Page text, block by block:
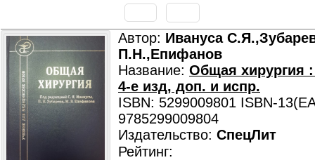
Автор: Ивануса
П.Н.,Епифанов
Название: Общая хирургия
4-е изд, доп. и испр.
ISBN: 5299009801 ISBN-
9785299009804
Издательство: СпецЛит
Рейтинг: